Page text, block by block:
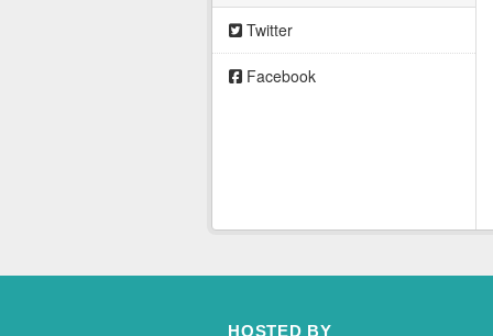
Twitter
Facebook
HOSTED BY